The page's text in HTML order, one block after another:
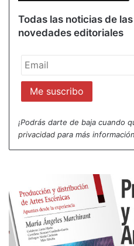
Todas las noticias de
novedades editoriales
¡Podrás darte de baja cuando
privacidad para más